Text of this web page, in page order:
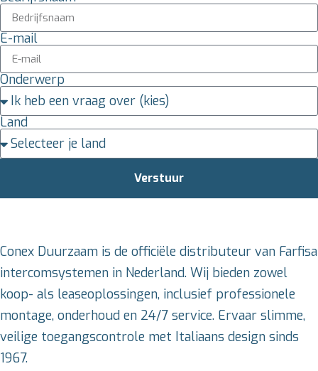
E-mail
Onderwerp
Land
Verstuur
Conex Duurzaam is de officiële distributeur van Farfisa
intercomsystemen in Nederland. Wij bieden zowel
koop- als leaseoplossingen, inclusief professionele
montage, onderhoud en 24/7 service. Ervaar slimme,
veilige toegangscontrole met Italiaans design sinds
1967.